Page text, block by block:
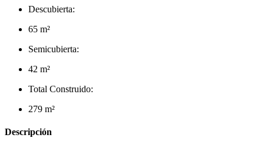
Descubierta:
65 m²
Semicubierta:
42 m²
Total Construido:
279 m²
Descripción